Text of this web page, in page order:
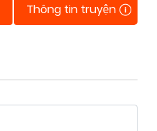
Thông tin truyện